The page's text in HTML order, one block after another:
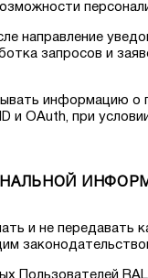
направление
запросов и
информацию
и OAuth, при
и не
Пользователей